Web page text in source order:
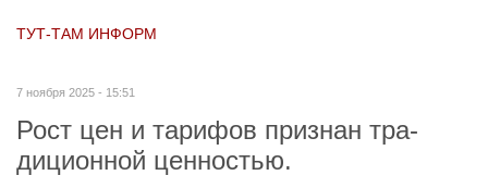
ТУТ-ТАМ ИНФОРМ
7 ноября 2025 - 15:51
Рост цен и тарифов признан тра­
диционной ценностью.